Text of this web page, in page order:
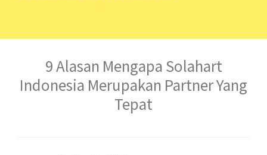
9 Alasan Mengapa Solahart
Indonesia Merupakan Partner Yang
Tepat